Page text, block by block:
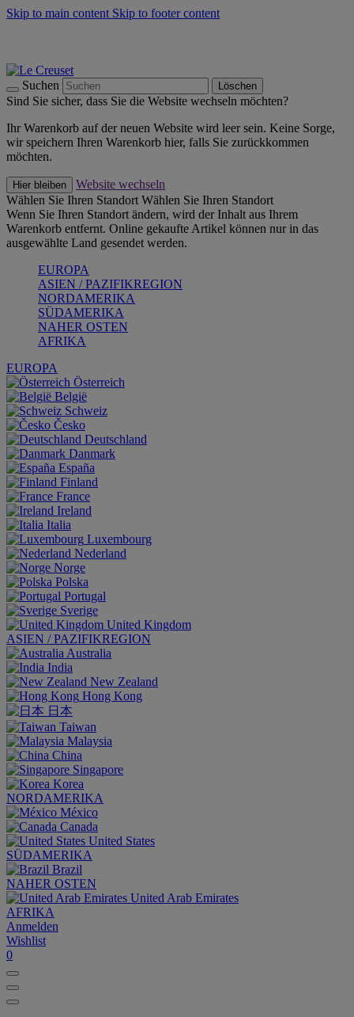
Skip to main content Skip to footer content
Suchen Löschen
Sind Sie sicher, dass Sie die Website wechseln möchten?
Ihr Warenkorb auf der neuen Website wird leer sein. Keine Sorge,
wir speichern Ihren Warenkorb hier, falls Sie zurückkommen
möchten.
Hier bleiben
Website wechseln
Wählen Sie Ihren Standort Wählen Sie Ihren Standort
Wenn Sie Ihren Standort ändern, wird der Inhalt aus Ihrem
Warenkorb entfernt. Online gekaufte Artikel können nur in das
ausgewählte Land gesendet werden.
EUROPA
ASIEN / PAZIFIKREGION
NORDAMERIKA
SÜDAMERIKA
NAHER OSTEN
AFRIKA
EUROPA
Österreich
België
Schweiz
Česko
Deutschland
Danmark
España
Finland
France
Ireland
Italia
Luxembourg
Nederland
Norge
Polska
Portugal
Sverige
United Kingdom
ASIEN / PAZIFIKREGION
Australia
India
New Zealand
Hong Kong
日本
Taiwan
Malaysia
China
Singapore
Korea
NORDAMERIKA
México
Canada
United States
SÜDAMERIKA
Brazil
NAHER OSTEN
United Arab Emirates
AFRIKA
Anmelden
Wishlist
0